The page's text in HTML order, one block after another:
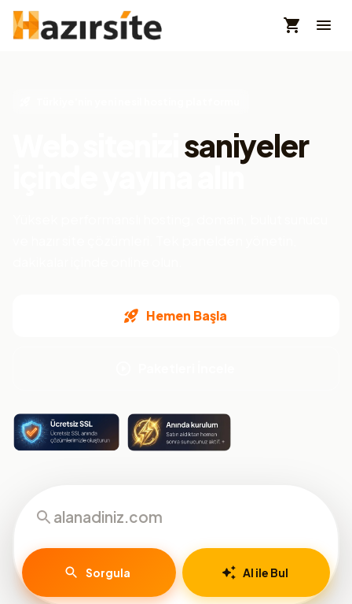
saniyeler
içinde yayına alın
Hemen Başla
Sorgula AI ile Bul